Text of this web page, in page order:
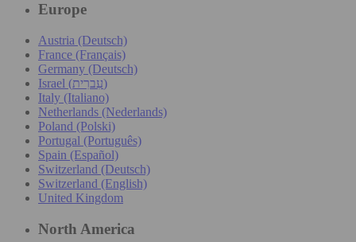
Europe
Austria (Deutsch)
France (Français)
Germany (Deutsch)
Israel (עִברִית)
Italy (Italiano)
Netherlands (Nederlands)
Poland (Polski)
Portugal (Português)
Spain (Español)
Switzerland (Deutsch)
Switzerland (English)
United Kingdom
North America